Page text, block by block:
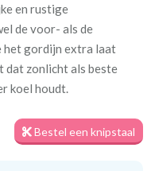
je graag een tip. Meet
van een rail aan het
voor de minste
en rustige
de voor- als de
het gordijn extra laat
dat zonlicht als beste
koel houdt.
Bestel een knipstaal